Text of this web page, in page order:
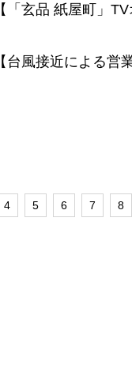
【「玄品 紙屋町」
【台風接近による営
4 5 6 7 8